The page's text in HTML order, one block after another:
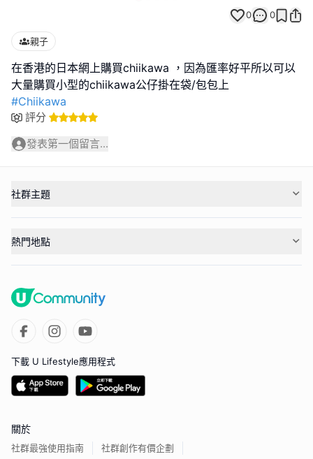
0 0
親子
在香港的日本網上購買chiikawa ，因為匯率好平所以可以
#Chiikawa
評分
發表第一個留言...
社群主題
熱門地點
下載 U Lifestyle應用程式
關於
社群最強使用指南 社群創作有價企劃